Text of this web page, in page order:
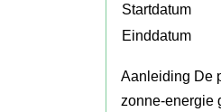
Startdatum
Einddatum
Aanleiding De
zonne-energie